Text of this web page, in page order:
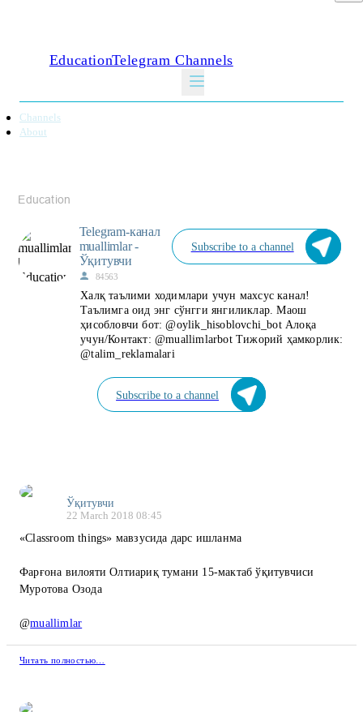
EducationTelegram Channels
Channels
About
Subscribe to a channel
Telegram-канал
muallimlar -
Ўқитувчи
84563
Халқ таълими ходимлари учун махсус канал!
Таълимга оид энг сўнгги янгиликлар. Маош
ҳисобловчи бот: @oylik_hisoblovchi_bot Алоқа
учун/Контакт: @muallimlarbot Тижорий ҳамкорлик:
@talim_reklamalari
Subscribe to a channel
Ўқитувчи
22 March 2018 08:45
«Classroom things» мавзусида дарс ишланма
Фарғона вилояти Олтиариқ тумани 15-мактаб ўқитувчиси
Муротова Озода
@muallimlar
Читать полностью…